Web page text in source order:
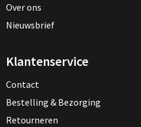
Over ons
Nieuwsbrief
Klantenservice
Contact
Bestelling & Bezorging
Retourneren